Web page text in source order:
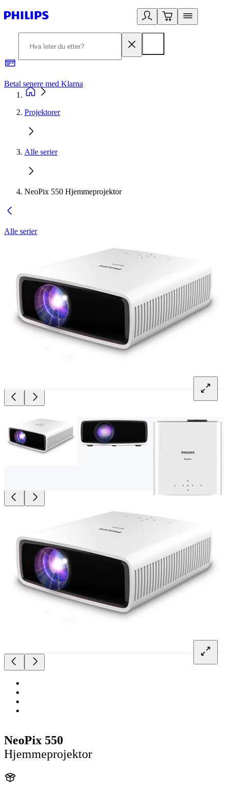
Betal senere med Klarna
Projektorer
Alle serier
NeoPix 550 Hjemmeprojektor
Alle serier
NeoPix 550
Hjemmeprojektor